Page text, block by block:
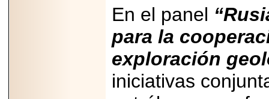
En el panel
para la
exploración
iniciativas